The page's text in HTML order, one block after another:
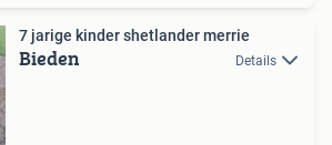
7 jarige kinder shetlander merrie
Bieden Details